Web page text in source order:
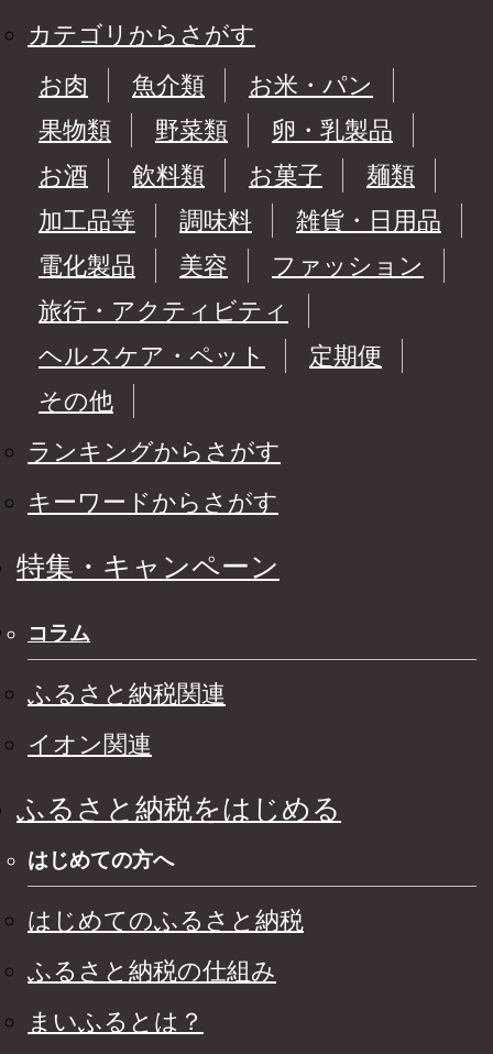
カテゴリからさがす
お肉
魚介類
お米・パン
果物類
野菜類
卵・乳製品
お酒
飲料類 お菓子
麺類
加工品等
調味料
雑貨・日用品
電化製品
美容
ファッション
旅行・アクティビティ
ヘルスケア・ペット
定期便
その他
ランキングからさがす
キーワードからさがす
特集・キャンペーン
コラム
ふるさと納税関連
イオン関連
ふるさと納税をはじめる
はじめての方へ
はじめてのふるさと納税
ふるさと納税の仕組み
まいふるとは？